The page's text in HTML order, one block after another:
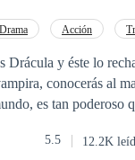
Drama Acción
y éste lo
conocerás al
es tan poderoso
5.5 12.2K